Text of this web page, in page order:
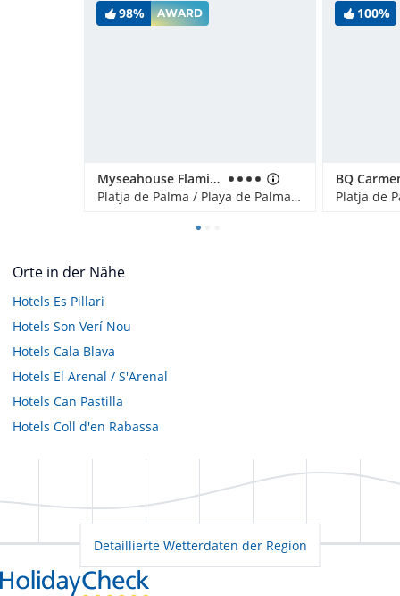
98% AWARD
Myseahouse Flamingo - Adults only
Platja de Palma / Playa de Palma, Spanien
100%
Orte in der Nähe
Hotels Es Pillari
Hotels Son Verí Nou
Hotels Cala Blava
Hotels El Arenal / S'Arenal
Hotels Can Pastilla
Hotels Coll d'en Rabassa
Detaillierte Wetterdaten der Region